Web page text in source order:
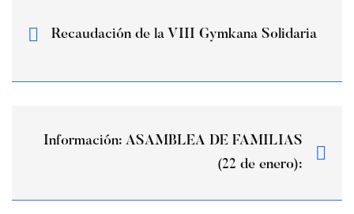
Recaudación de la VIII Gymkana Solidaria
Información: ASAMBLEA DE FAMILIAS
(22 de enero):